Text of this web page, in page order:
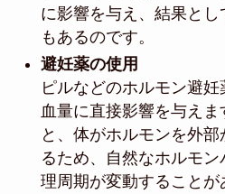
に影響を与え、結果とし
もあるのです。
避妊薬の使用
ピルなどのホルモン避
血量に直接影響を与え
と、体がホルモンを外
るため、自然なホルモ
理周期が変動することが